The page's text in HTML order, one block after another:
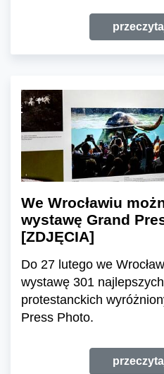
We Wrocławiu
wystawę Grand
[ZDJĘCIA]
Do 27 lutego we
wystawę 301
protestanckich
Press Photo.